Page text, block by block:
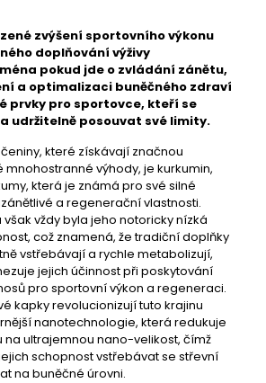
zvýšení sportovního výkonu
doplňování výživy
pokud jde o zvládání zánětu,
a optimalizaci buněčného zdraví
prvky pro sportovce, kteří se
udržitelně posouvat své limity.
které získávají značnou
výhody, je kurkumin,
která je známá pro své silné
a regenerační vlastnosti.
však vždy byla jeho notoricky nízká
což znamená, že tradiční doplňky
vstřebávají a rychle metabolizují,
jejich účinnost při poskytování
pro sportovní výkon a regeneraci.
kapky revolucionizují tuto krajinu
nanotechnologie, která redukuje
na ultrajemnou nano-velikost, čímž
schopnost vstřebávat se střevní
na buněčné úrovni.